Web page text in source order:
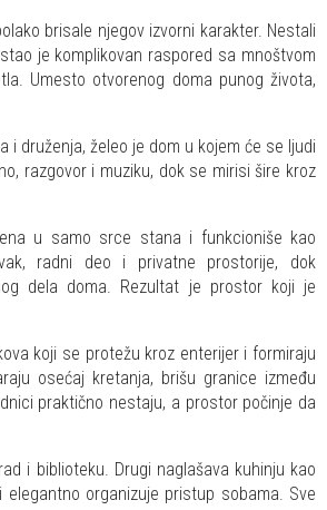
brisale njegov izvorni karakter. Nestali
je komplikovan raspored sa mnoštvom
Umesto otvorenog doma punog života,
i druženja, želeo je dom u kojem će se ljudi
razgovor i muziku, dok se mirisi šire kroz
u samo srce stana i funkcioniše kao
radni deo i privatne prostorije, dok
dela doma. Rezultat je prostor koji je
koji se protežu kroz enterijer i formiraju
osećaj kretanja, brišu granice između
praktično nestaju, a prostor počinje da
i biblioteku. Drugi naglašava kuhinju kao
organizuje pristup sobama. Sve